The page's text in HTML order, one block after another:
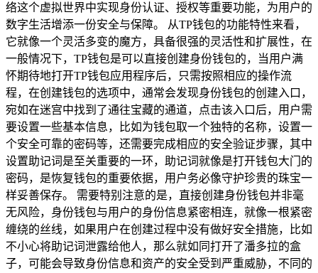
络这个虚拟世界中实现身份认证、授权等重要功能，为用户的
数字生活增添一份安全与保障。 从TP钱包的功能特性来看，
它就像一个灵活多变的魔方，具备很强的灵活性和扩展性，在
一般情况下，TP钱包是可以直接创建身份钱包的，当用户满
怀期待地打开TP钱包应用程序后，只需按照相应的操作流
程，在创建钱包的选项中，通常会发现身份钱包的创建入口，
宛如在迷宫中找到了通往宝藏的通道，点击该入口后，用户需
要设置一些基本信息，比如为钱包取一个独特的名称，设置一
个安全可靠的密码等，还需要完成相应的安全验证步骤，其中
设置助记词是至关重要的一环，助记词就像是打开钱包大门的
密码，是恢复钱包的重要依据，用户务必像守护珍贵的珠宝一
样妥善保存。 需要特别注意的是，直接创建身份钱包并非毫
无风险，身份钱包与用户的身份信息紧密相连，就像一根紧密
缠绕的丝线，如果用户在创建过程中没有做好安全措施，比如
不小心将助记词泄露给他人，那么就如同打开了潘多拉的盒
子，可能会导致身份信息和资产的安全受到严重威胁，不同的